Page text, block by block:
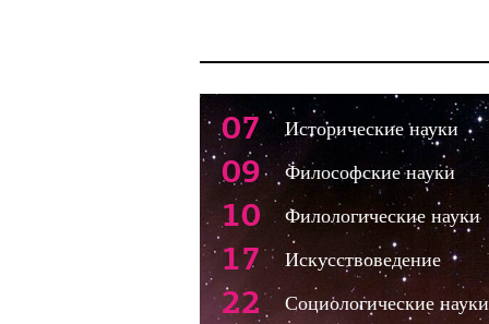
07 Исторические науки
09 Философские науки
10 Филологические науки
17 Искусствоведение
22 Социологические науки